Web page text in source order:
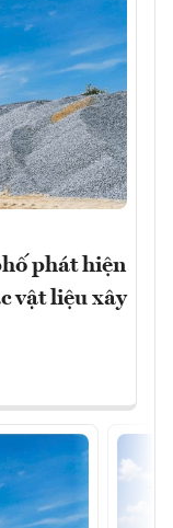
phát hiện
vật liệu xây